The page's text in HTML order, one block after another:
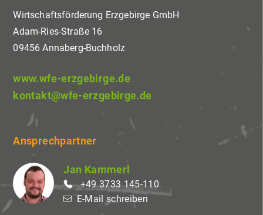
Wirtschaftsförderung Erzgebirge GmbH
Adam-Ries-Straße 16
09456 Annaberg-Buchholz
www.wfe-erzgebirge.de
kontakt@wfe-erzgebirge.de
Ansprechpartner
Jan Kammerl
+49 3733 145-110
E-Mail schreiben